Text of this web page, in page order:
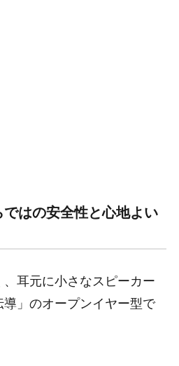
はの安全性と心地よい
耳元に小さなスピーカー
」のオープンイヤー型で